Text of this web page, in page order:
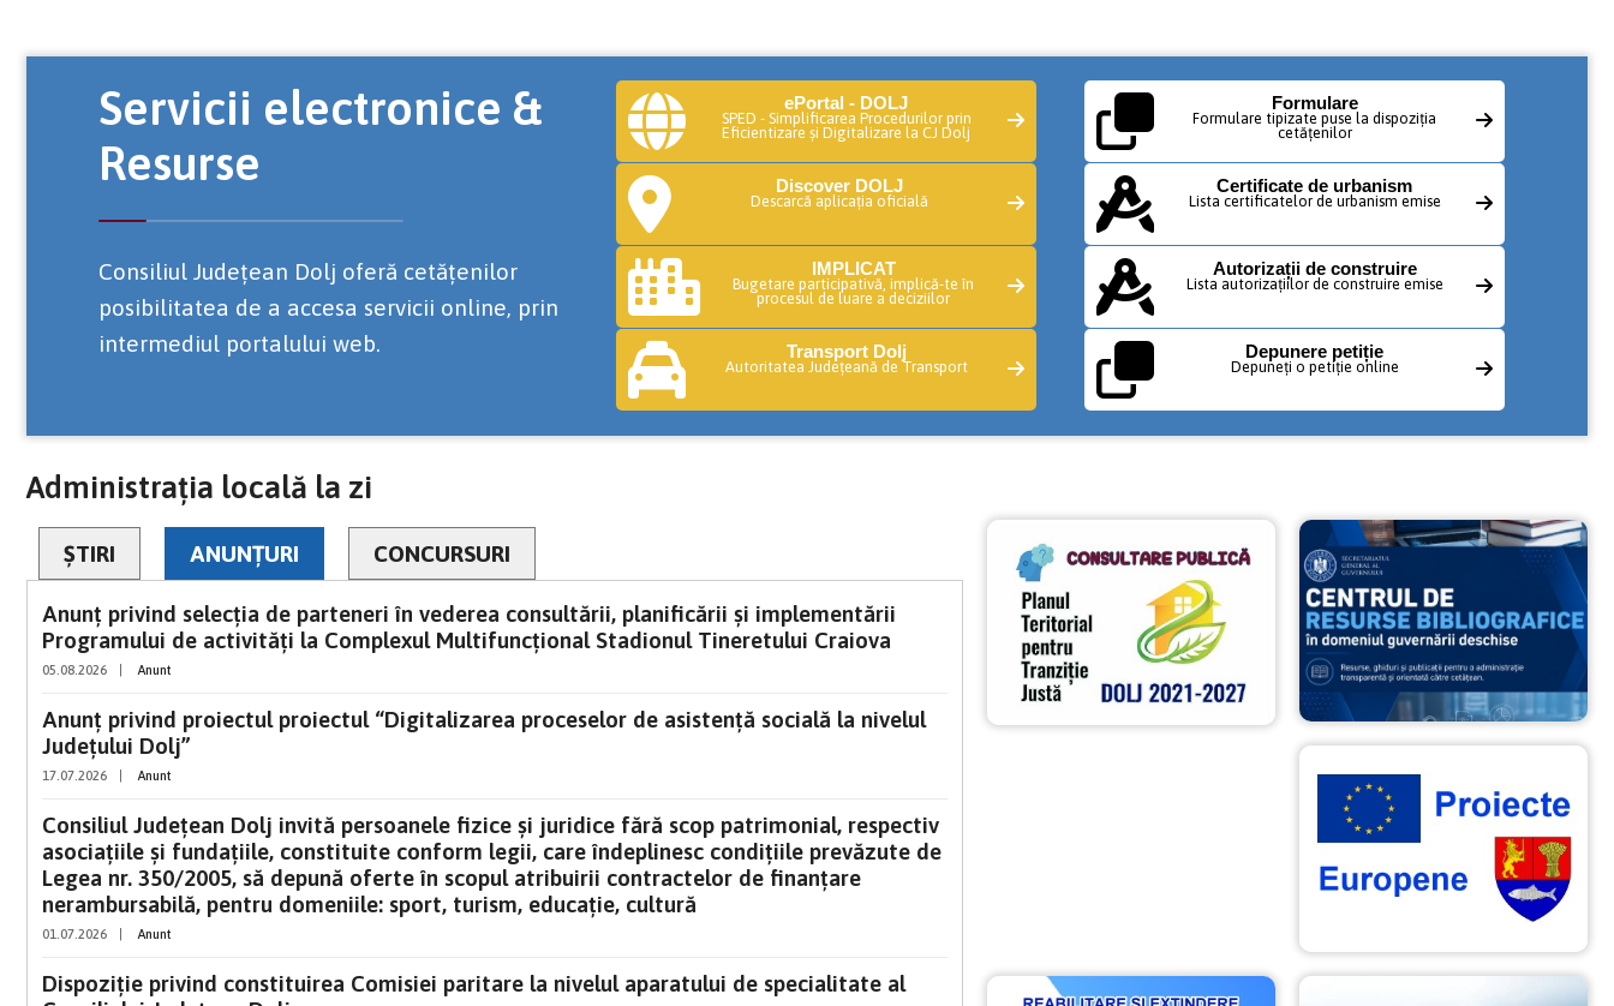
Servicii electronice &
Resurse
Consiliul Județean Dolj oferă cetățenilor
posibilitatea de a accesa servicii online, prin
intermediul portalului web.
ePortal - DOLJ
SPED - Simplificarea Procedurilor prin
Eficientizare și Digitalizare la CJ Dolj
Discover DOLJ
Descarcă aplicația oficială
IMPLICAT
Bugetare participativă, implică-te în
procesul de luare a deciziilor
Transport Dolj
Autoritatea Județeană de Transport
Formulare
Formulare tipizate puse la dispoziția
cetățenilor
Certificate de urbanism
Lista certificatelor de urbanism emise
Autorizații de construire
Lista autorizațiilor de construire emise
Depunere petiție
Depuneți o petiție online
Administrația locală la zi
ȘTIRI ANUNȚURI CONCURSURI
Anunț privind selecția de parteneri în vederea consultării, planificării și implementării
Programului de activități la Complexul Multifuncțional Stadionul Tineretului Craiova
05.08.2026 Anunt
Anunț privind proiectul proiectul “Digitalizarea proceselor de asistenţă socială la nivelul
Județului Dolj”
17.07.2026 Anunt
Consiliul Judeţean Dolj invită persoanele fizice şi juridice fără scop patrimonial, respectiv
asociaţiile şi fundaţiile, constituite conform legii, care îndeplinesc condiţiile prevăzute de
Legea nr. 350/2005, să depună oferte în scopul atribuirii contractelor de finanţare
nerambursabilă, pentru domeniile: sport, turism, educaţie, cultură
01.07.2026 Anunt
Dispoziție privind constituirea Comisiei paritare la nivelul aparatului de specialitate al